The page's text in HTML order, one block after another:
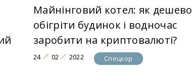
Майнінговий котел: як дешево
обігріти будинок і водночас
заробити на криптовалюті?
24 02 2022 Спецкор